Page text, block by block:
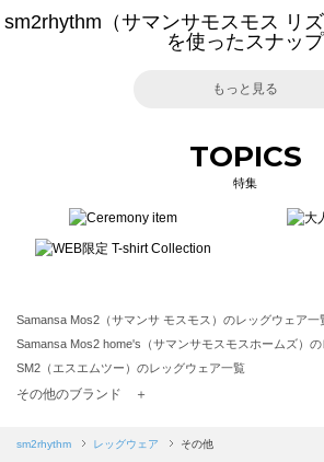
sm2rhythm（サマンサモスモス リ
を使ったスナップ
もっと見る
TOPICS
特集
Samansa Mos2（サマンサ モスモス）のレッグウェア一
Samansa Mos2 home's（サマンサモスモスホームズ）
SM2（エスエムツー）のレッグウェア一覧
TSUHARU by Samansa Mos2（ツハルバイサマンサモス
Samansa Mos2 blue（サマンサモスモス ブルー）のレッ
その他のブランド ＋
sm2rhythm レッグウェア その他